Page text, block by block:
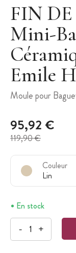
FIN DE
Mini-
Emile
Moule pour
95,92 €
119,90 €
Couleur
Lin
En stock
- +